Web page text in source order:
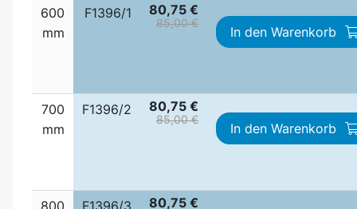
600
mm
F1396/1 80,75 €
85,00 €
In den Warenkorb
700
mm
F1396/2 80,75 €
85,00 €
In den Warenkorb
800 F1396/3 80,75 €